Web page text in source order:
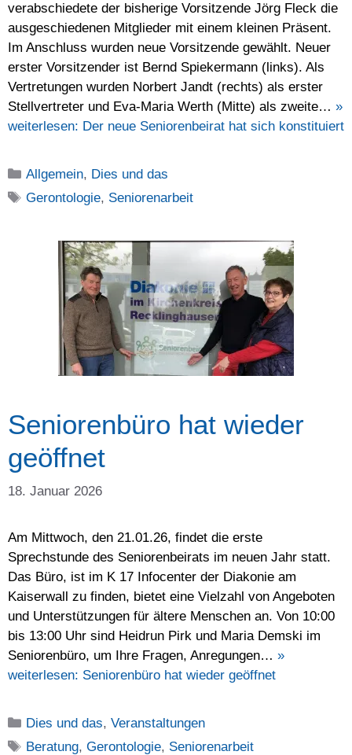
verabschiedete der bisherige Vorsitzende Jörg Fleck die
ausgeschiedenen Mitglieder mit einem kleinen Präsent.
Im Anschluss wurden neue Vorsitzende gewählt. Neuer
erster Vorsitzender ist Bernd Spiekermann (links). Als
Vertretungen wurden Norbert Jandt (rechts) als erster
Stellvertreter und Eva-Maria Werth (Mitte) als zweite… »
weiterlesen: Der neue Seniorenbeirat hat sich konstituiert
Kategorien
Allgemein, Dies und das
Schlagwörter
Gerontologie, Seniorenarbeit
Seniorenbüro hat wieder
geöffnet
18. Januar 2026
Am Mittwoch, den 21.01.26, findet die erste
Sprechstunde des Seniorenbeirats im neuen Jahr statt.
Das Büro, ist im K 17 Infocenter der Diakonie am
Kaiserwall zu finden, bietet eine Vielzahl von Angeboten
und Unterstützungen für ältere Menschen an. Von 10:00
bis 13:00 Uhr sind Heidrun Pirk und Maria Demski im
Seniorenbüro, um Ihre Fragen, Anregungen… »
weiterlesen: Seniorenbüro hat wieder geöffnet
Kategorien
Dies und das,Veranstaltungen
Schlagwörter
Beratung,Gerontologie, Seniorenarbeit